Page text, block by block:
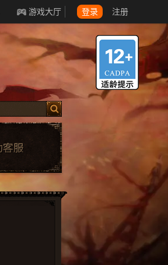
游戏大厅 登录 注册